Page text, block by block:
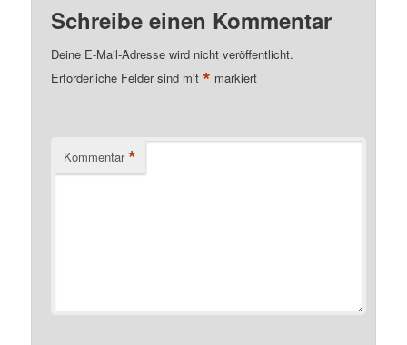
Schreibe einen Kommentar
Deine E-Mail-Adresse wird nicht veröffentlicht.
Erforderliche Felder sind mit* markiert
Kommentar *